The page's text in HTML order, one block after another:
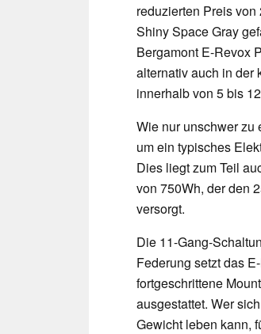
reduzierten Preis
Shiny Space Gray
Bergamont E-Revox
alternativ auch in der
innerhalb von 5 bis
Wie nur unschwer zu
um ein typisches
Dies liegt zum Teil
von 750Wh, der den
versorgt.
Die 11-Gang-
Federung setzt das
fortgeschrittene
ausgestattet. Wer
Gewicht leben kann,